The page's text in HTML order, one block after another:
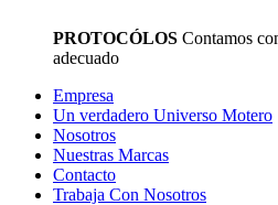
PROTOCÓLOS Contamos
adecuado
Empresa
Un verdadero Universo Motero
Nosotros
Nuestras Marcas
Contacto
Trabaja Con Nosotros